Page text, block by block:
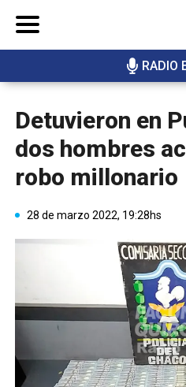
RADIO
Detuvieron en
dos hombres
robo millonario
28 de marzo 2022, 19:28hs